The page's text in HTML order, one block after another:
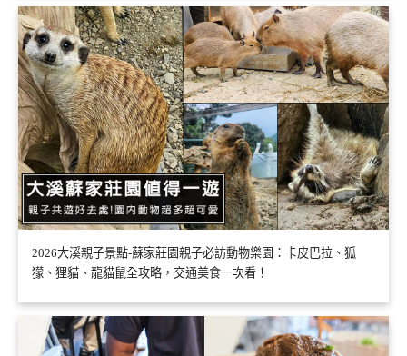
2026大溪親子景點-蘇家莊園親子必訪動物樂園：卡皮巴拉、狐
獴、狸貓、龍貓鼠全攻略，交通美食一次看！